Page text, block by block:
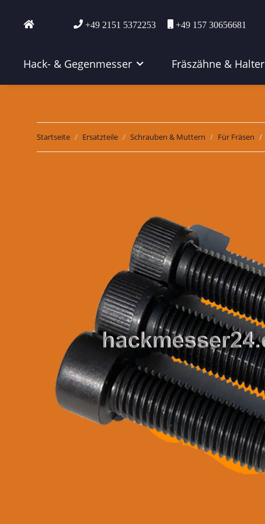
+49 2151 5372253 +49 157 30656681
Hack- & Gegenmesser Fräszähne & Halter
Startseite Ersatzteile Schrauben & Muttern Für Fräsen